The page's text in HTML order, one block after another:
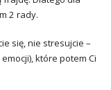
2 rady.
się, nie stresujcie –
które potem Ci